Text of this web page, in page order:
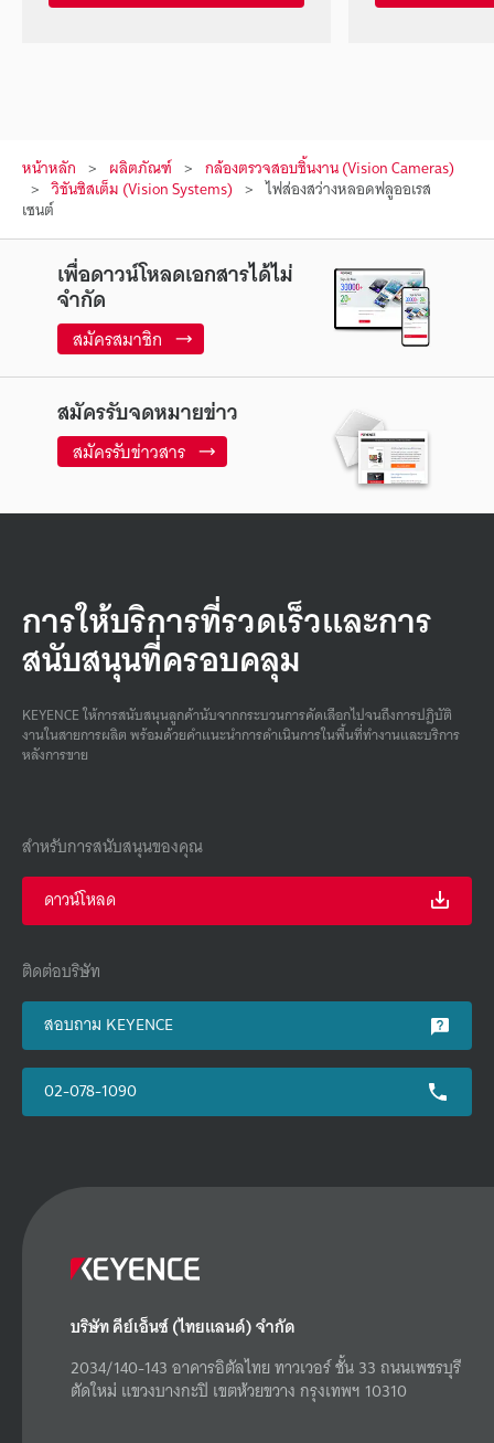
หน้าหลัก ผลิตภัณฑ์ กล้องตรวจสอบชิ้นงาน (Vision Cameras)
วิชันซิสเต็ม (Vision Systems) ไฟส่องสว่างหลอดฟลูออเรส
เซนต์
เพื่อดาวน์โหลดเอกสารได้ไม่
จำกัด
สมัครสมาชิก
สมัครรับจดหมายข่าว
สมัครรับข่าวสาร
การให้บริการที่รวดเร็วและการ
สนับสนุนที่ครอบคลุม
KEYENCE ให้การสนับสนุนลูกค้านับจากกระบวนการคัดเลือกไปจนถึงการปฏิบัติ
งานในสายการผลิต พร้อมด้วยคําแนะนําการดําเนินการในพื้นที่ทํางานและบริการ
หลังการขาย
สำหรับการสนับสนุนของคุณ
ดาวน์โหลด
ติดต่อบริษัท
สอบถาม KEYENCE
02-078-1090
บริษัท คีย์เอ็นซ์ (ไทยแลนด์) จำกัด
2034/140-143 อาคารอิตัลไทย ทาวเวอร์ ชั้น 33 ถนนเพชรบุรี
ตัดใหม่ แขวงบางกะปิ เขตห้วยขวาง กรุงเทพฯ 10310